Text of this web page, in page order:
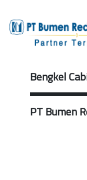
Bengkel
PT Bumen